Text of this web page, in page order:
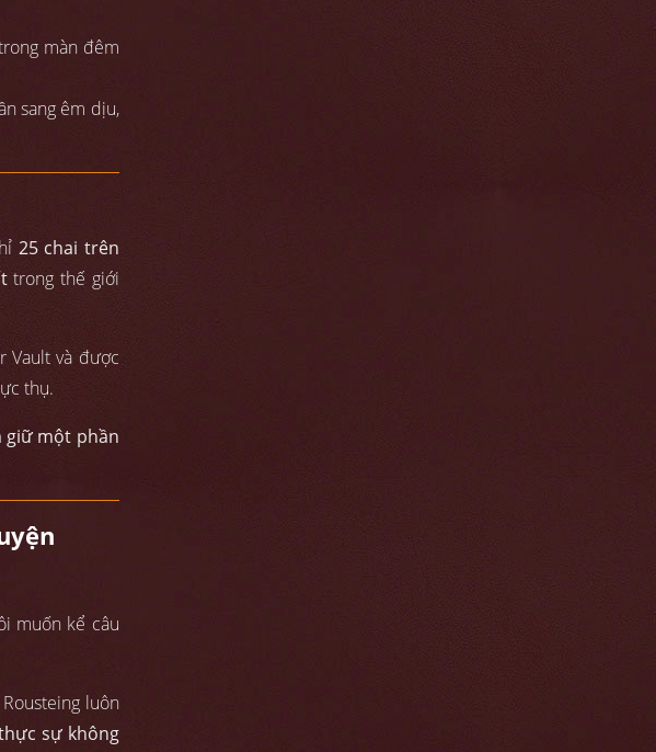
màn đêm
sang êm dịu,
25 chai trên
trong thế giới
Vault và được
thụ.
giữ một phần
muốn kể câu
luôn
sự không